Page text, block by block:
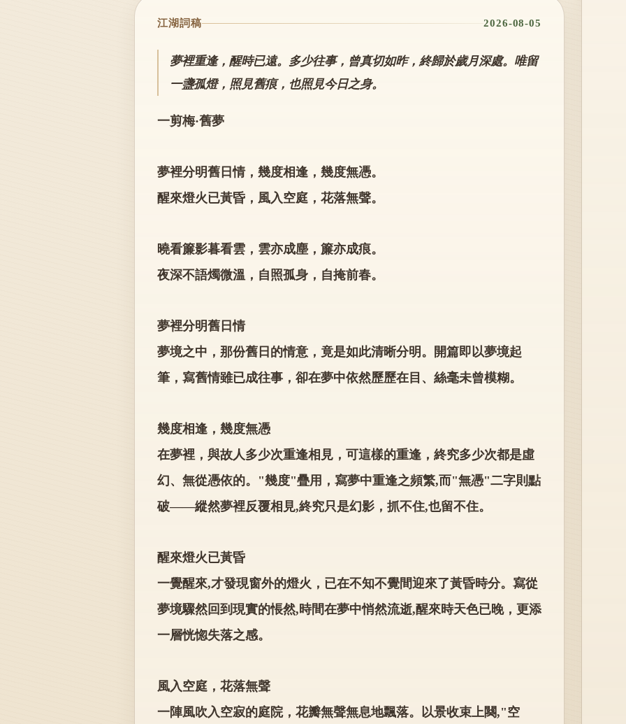
江湖詞稿 2026-08-05
夢裡重逢，醒時已遠。多少往事，曾真切如昨，終歸於歲月深處。唯留
一盞孤燈，照見舊痕，也照見今日之身。
一剪梅·舊夢
夢裡分明舊日情，幾度相逢，幾度無憑。
醒來燈火已黃昏，風入空庭，花落無聲。
曉看簾影暮看雲，雲亦成塵，簾亦成痕。
夜深不語燭微溫，自照孤身，自掩前春。
夢裡分明舊日情
夢境之中，那份舊日的情意，竟是如此清晰分明。開篇即以夢境起
筆，寫舊情雖已成往事，卻在夢中依然歷歷在目、絲毫未曾模糊。
幾度相逢，幾度無憑
在夢裡，與故人多少次重逢相見，可這樣的重逢，終究多少次都是虛
幻、無從憑依的。"幾度"疊用，寫夢中重逢之頻繁,而"無憑"二字則點
破——縱然夢裡反覆相見,終究只是幻影，抓不住,也留不住。
醒來燈火已黃昏
一覺醒來,才發現窗外的燈火，已在不知不覺間迎來了黃昏時分。寫從
夢境驟然回到現實的悵然,時間在夢中悄然流逝,醒來時天色已晚，更添
一層恍惚失落之感。
風入空庭，花落無聲
一陣風吹入空寂的庭院，花瓣無聲無息地飄落。以景收束上闋,"空